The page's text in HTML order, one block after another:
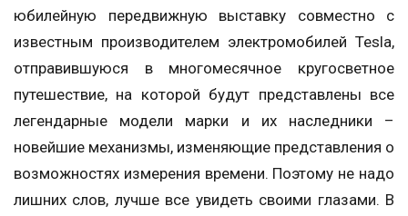
юбилейную передвижную выставку совместно с
известным производителем электромобилей Tesla,
отправившуюся в многомесячное кругосветное
путешествие, на которой будут представлены все
легендарные модели марки и их наследники –
новейшие механизмы, изменяющие представления о
возможностях измерения времени. Поэтому не надо
лишних слов, лучше все увидеть своими глазами. В